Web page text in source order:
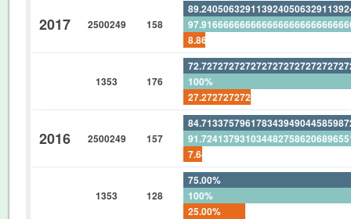
2017 2500249 158
1353 176
100%
2016 2500249 157
1353 128
75.00%
100%
25.00%